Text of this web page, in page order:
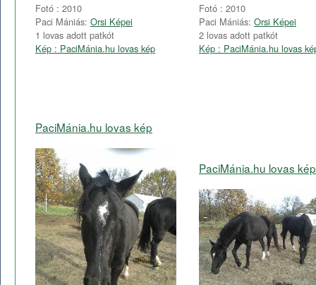
Fotó : 2010
Paci Mániás: Orsi Képei
1 lovas adott patkót
Kép : PaciMánia.hu lovas kép
Fotó : 2010
Paci Mániás: Orsi Képei
2 lovas adott patkót
Kép : PaciMánia.hu lovas
PaciMánia.hu lovas kép
PaciMánia.hu lovas kép